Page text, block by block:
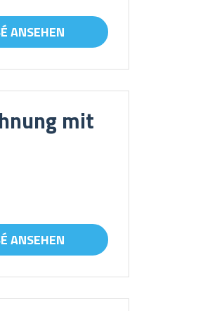
ANSEHEN
mit
ANSEHEN